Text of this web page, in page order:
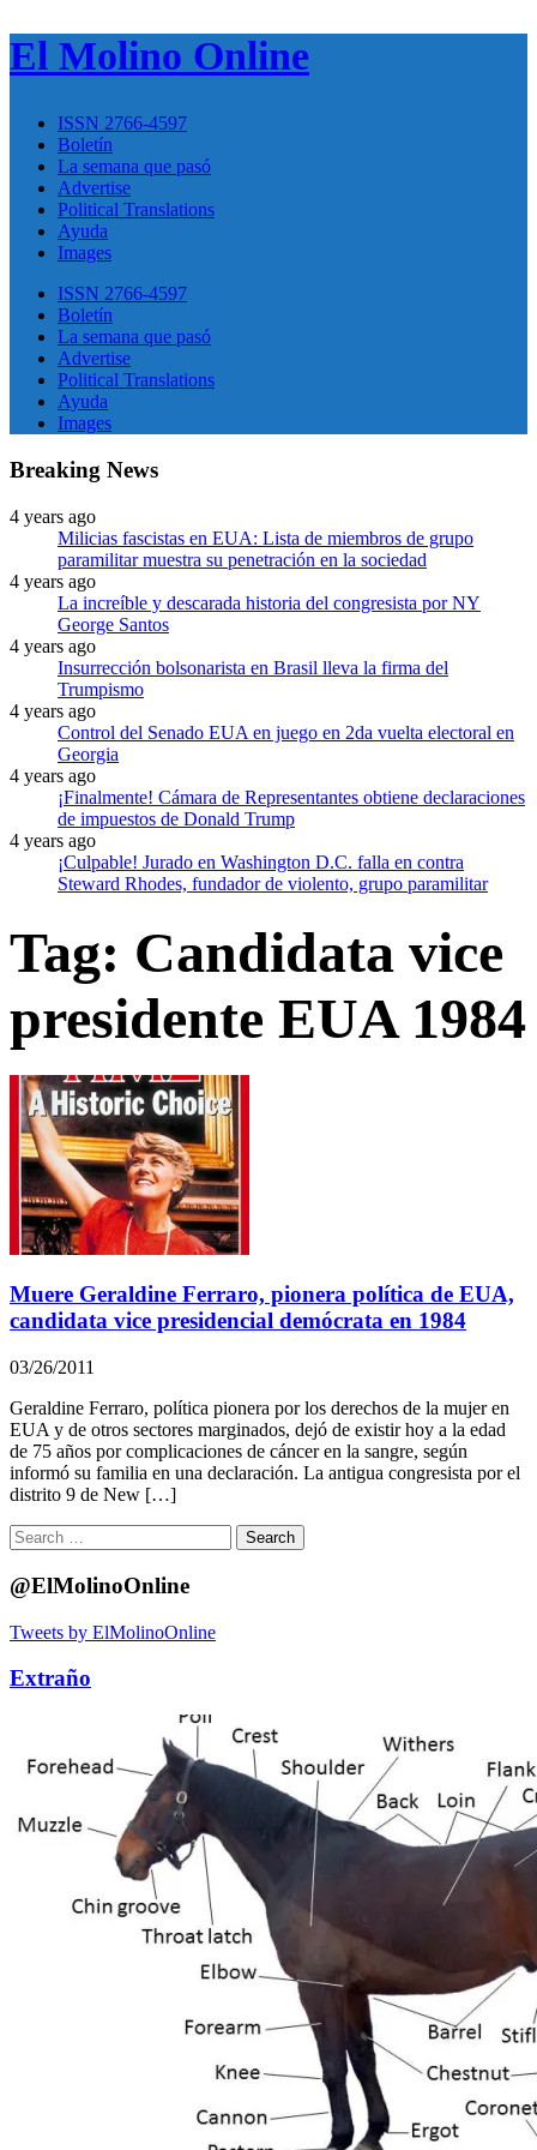
El Molino Online
ISSN 2766-4597
Boletín
La semana que pasó
Advertise
Political Translations
Ayuda
Images
ISSN 2766-4597
Boletín
La semana que pasó
Advertise
Political Translations
Ayuda
Images
Breaking News
4 years ago
Milicias fascistas en EUA: Lista de miembros de grupo
paramilitar muestra su penetración en la sociedad
4 years ago
La increíble y descarada historia del congresista por NY
George Santos
4 years ago
Insurrección bolsonarista en Brasil lleva la firma del
Trumpismo
4 years ago
Control del Senado EUA en juego en 2da vuelta electoral en
Georgia
4 years ago
¡Finalmente! Cámara de Representantes obtiene declaraciones
de impuestos de Donald Trump
4 years ago
¡Culpable! Jurado en Washington D.C. falla en contra
Steward Rhodes, fundador de violento, grupo paramilitar
Tag: Candidata vice
presidente EUA 1984
Muere Geraldine Ferraro, pionera política de EUA,
candidata vice presidencial demócrata en 1984
03/26/2011
Geraldine Ferraro, política pionera por los derechos de la mujer en
EUA y de otros sectores marginados, dejó de existir hoy a la edad
de 75 años por complicaciones de cáncer en la sangre, según
informó su familia en una declaración. La antigua congresista por el
distrito 9 de New […]
Search
for:
@ElMolinoOnline
Tweets by ElMolinoOnline
Extraño